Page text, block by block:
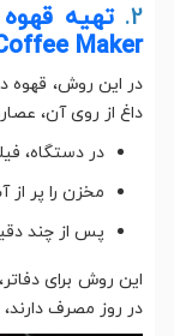
2.
Maker)
در این روش، قهوه
داغ از روی آن،
در دستگاه،
مخزن را پر از
پس از چند
این روش برای
در روز مصرف